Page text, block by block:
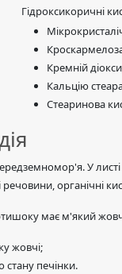
Гідроксикоричні
Кремній
Кальцію
Стеаринова
У
органічні
має м'який
жовчі;
печінки.